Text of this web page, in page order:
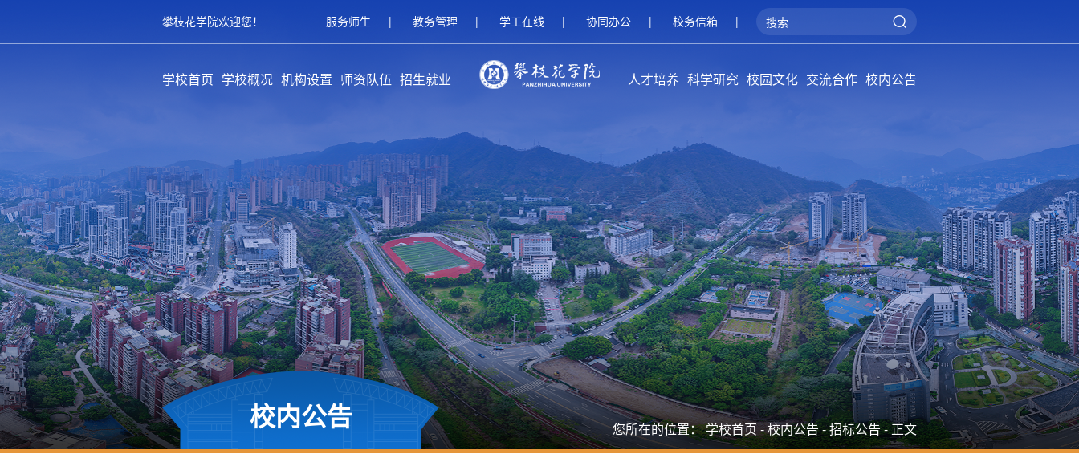
攀枝花学院欢迎您！ 服务师生 | 教务管理 | 学工在线 | 协同办公 | 校务信箱 |
学校首页 学校概况 机构设置 师资队伍 招生就业 人才培养 科学研究 校园文化 交流合作 校内公告
校内公告 您所在的位置：学校首页-校内公告-招标公告-正文